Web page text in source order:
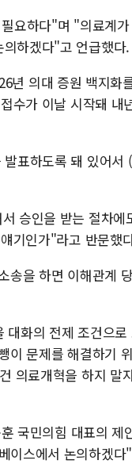
요하다"며 "의료계가
하겠다"고 언급했다.
년 의대 증원 백지화
수가 이날 시작돼 내
표하도록 돼 있어서
승인을 받는 절차에
기인가"라고 반문했
송을 하면 이해관계
대화의 전제 조건으
이 문제를 해결하기
의료개혁을 하지 말
국민의힘 대표의 제
이스에서 논의하겠